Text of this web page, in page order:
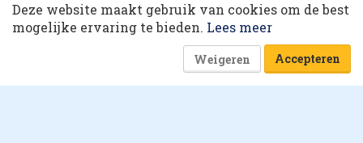
Archief
Sitemap
Website is powered by
Deze website maakt gebruik van cookies om de best
mogelijke ervaring te bieden. Lees meer
Weigeren Accepteren
Korting op events